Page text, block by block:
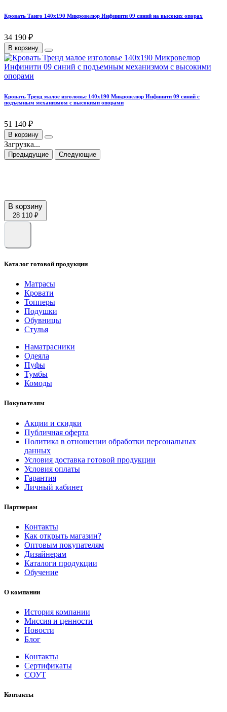
Кровать Танго 140х190 Микровелюр Инфинити 09 синий на высоких опорах
34 190 ₽
В корзину
Кровать Тренд малое изголовье 140х190 Микровелюр Инфинити 09 синий с
подъемным механизмом с высокими опорами
51 140 ₽
В корзину
Загрузка...
Предыдущие Следующие
В корзину
28 110 ₽
Каталог готовой продукции
Матрасы
Кровати
Топперы
Подушки
Обувницы
Стулья
Наматрасники
Одеяла
Пуфы
Тумбы
Комоды
Покупателям
Акции и скидки
Публичная оферта
Политика в отношении обработки персональных
данных
Условия доставка готовой продукции
Условия оплаты
Гарантия
Личный кабинет
Партнерам
Контакты
Как открыть магазин?
Оптовым покупателям
Дизайнерам
Каталоги продукции
Обучение
О компании
История компании
Миссия и ценности
Новости
Блог
Контакты
Сертификаты
СОУТ
Контакты